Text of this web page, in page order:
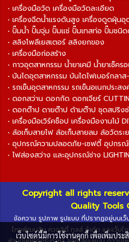
• เครื่องมือวัด เครื่องมือวัดละเอียด
• เครื่องฉีดน้ำแรงดันสูง เครื่องดูดฝุ่นอุ
• ปั๊มน้ำ ปั๊มจุ่ม ปั๊มแช่ ปั๊มเทสท่อ ปั๊มชนิ
• สลิงโพลีเยสเตอร์ สลิงยกของ
• เครื่องมือก่อสร้าง
• กาวอุตสาหกรรม น้ำยาเคมี น้ำยาเช็คร
• บันไดอุตสาหกรรม บันไดไฟเบอร์กลา
• รถเข็นอุตสาหกรรม รถเข็นอเนกประสง
• ดอกสว่าน ดอกกัด ดอกเจียร์
• ดอกต๊าป ดายต๊าป ด้ามต๊าป ชุดสปริง
• เครื่องมือเวิร์คช็อป เครื่องมืองานไม้
• ล้อเก็บสายไฟ ล้อเก็บสายลม ล้อวัดระ
• อุปกรณ์ความปลอดภัย-เซฟตี้ อุปกร
• ไฟส่องสว่าง และอุปกรณ์ช่าง
Copyright all rights
Quality Tools
ข้อความ รูปภาพ รูปแบบ ที่ปรากฏอยู่บนเ
ไทยพัฒนสิน ควอลิตี้ ทูลส์ จำกัด และเว็บไ
เว็บไซต์นี้มีการใช้งานคุกกี้ เพื่อเพิ่มป